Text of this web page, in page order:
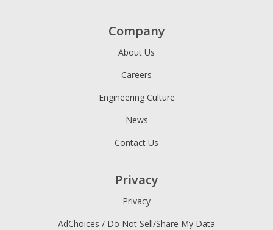
Company
About Us
Careers
Engineering Culture
News
Contact Us
Privacy
Privacy
AdChoices / Do Not Sell/Share My Data